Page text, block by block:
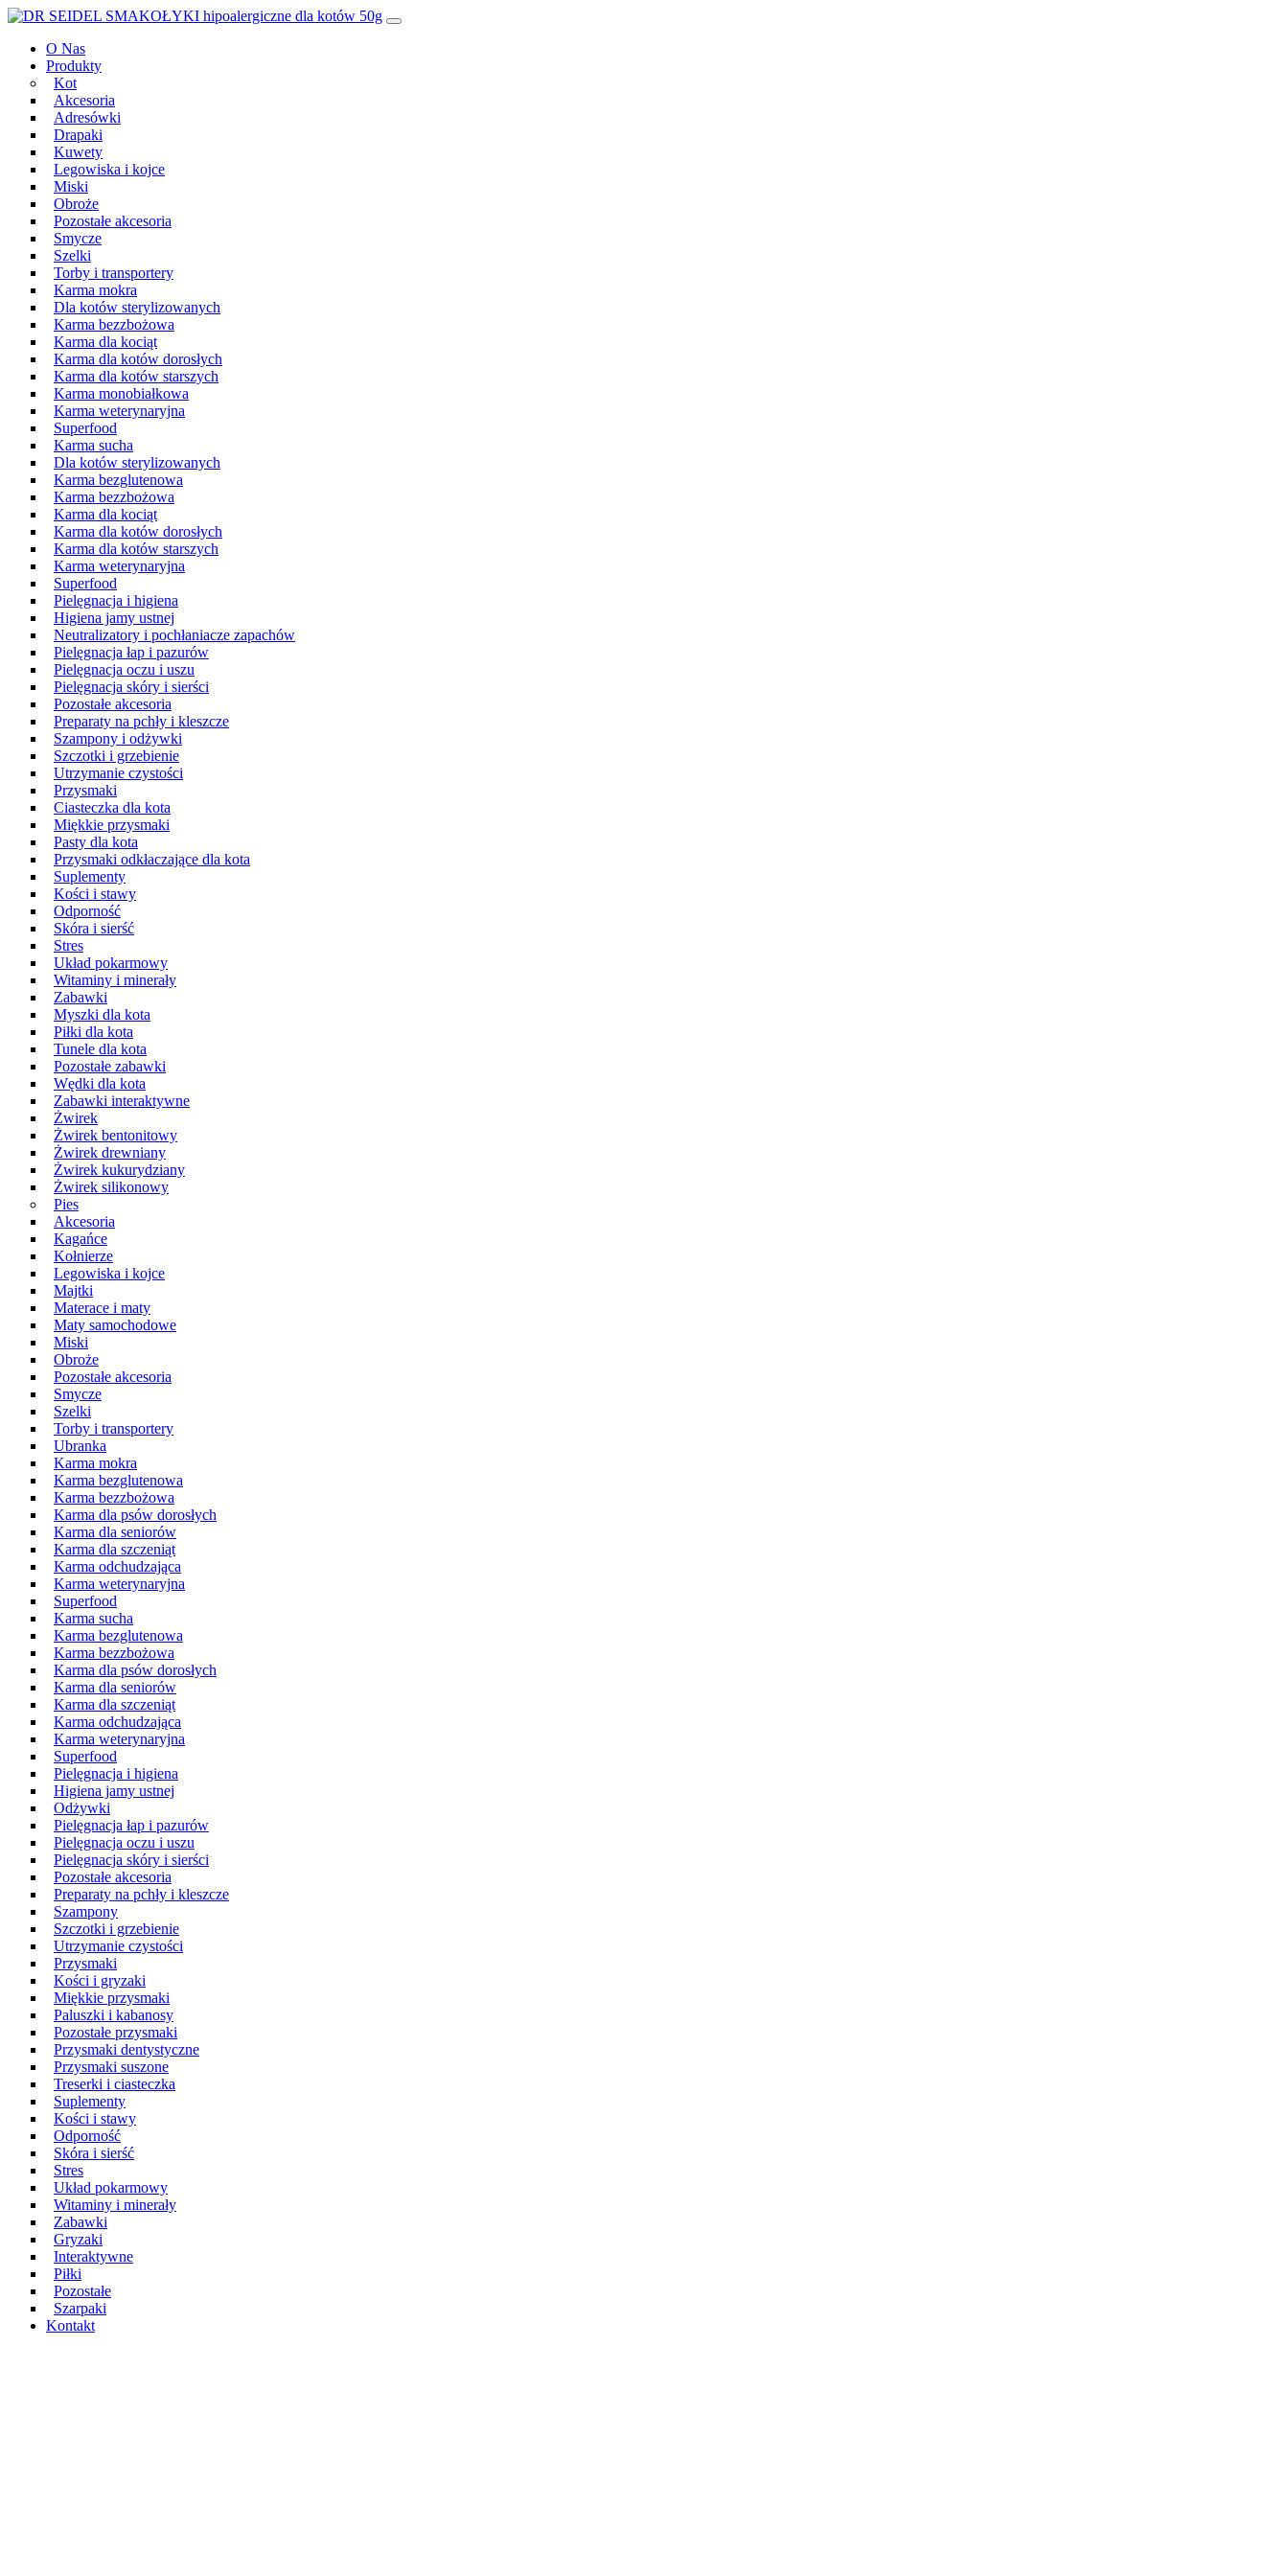
Przeskocz
treści
Main
Navigation
O Nas
Produkty
Kot
Akcesoria
Adresówki
Drapaki
Kuwety
Legowiska i kojce
Miski
Obroże
Pozostałe akcesoria
Smycze
Szelki
Torby i transportery
Karma mokra
Dla kotów sterylizowanych
Karma bezzbożowa
Karma dla kociąt
Karma dla kotów dorosłych
Karma dla kotów starszych
Karma monobiałkowa
Karma weterynaryjna
Superfood
Karma sucha
Dla kotów sterylizowanych
Karma bezglutenowa
Karma bezzbożowa
Karma dla kociąt
Karma dla kotów dorosłych
Karma dla kotów starszych
Karma weterynaryjna
Superfood
Pielęgnacja i higiena
Higiena jamy ustnej
Neutralizatory i pochłaniacze zapachów
Pielęgnacja łap i pazurów
Pielęgnacja oczu i uszu
Pielęgnacja skóry i sierści
Pozostałe akcesoria
Preparaty na pchły i kleszcze
Szampony i odżywki
Szczotki i grzebienie
Utrzymanie czystości
Przysmaki
Ciasteczka dla kota
Miękkie przysmaki
Pasty dla kota
Przysmaki odkłaczające dla kota
Suplementy
Kości i stawy
Odporność
Skóra i sierść
Stres
Układ pokarmowy
Witaminy i minerały
Zabawki
Myszki dla kota
Piłki dla kota
Tunele dla kota
Pozostałe zabawki
Wędki dla kota
Zabawki interaktywne
Żwirek
Żwirek bentonitowy
Żwirek drewniany
Żwirek kukurydziany
Żwirek silikonowy
Pies
Akcesoria
Kagańce
Kołnierze
Legowiska i kojce
Majtki
Materace i maty
Maty samochodowe
Miski
Obroże
Pozostałe akcesoria
Smycze
Szelki
Torby i transportery
Ubranka
Karma mokra
Karma bezglutenowa
Karma bezzbożowa
Karma dla psów dorosłych
Karma dla seniorów
Karma dla szczeniąt
Karma odchudzająca
Karma weterynaryjna
Superfood
Karma sucha
Karma bezglutenowa
Karma bezzbożowa
Karma dla psów dorosłych
Karma dla seniorów
Karma dla szczeniąt
Karma odchudzająca
Karma weterynaryjna
Superfood
Pielęgnacja i higiena
Higiena jamy ustnej
Odżywki
Pielęgnacja łap i pazurów
Pielęgnacja oczu i uszu
Pielęgnacja skóry i sierści
Pozostałe akcesoria
Preparaty na pchły i kleszcze
Szampony
Szczotki i grzebienie
Utrzymanie czystości
Przysmaki
Kości i gryzaki
Miękkie przysmaki
Paluszki i kabanosy
Pozostałe przysmaki
Przysmaki dentystyczne
Przysmaki suszone
Treserki i ciasteczka
Suplementy
Kości i stawy
Odporność
Skóra i sierść
Stres
Układ pokarmowy
Witaminy i minerały
Zabawki
Gryzaki
Interaktywne
Piłki
Pozostałe
Szarpaki
Kontakt